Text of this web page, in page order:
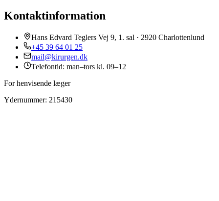
Kontaktinformation
Hans Edvard Teglers Vej 9, 1. sal · 2920 Charlottenlund
+45 39 64 01 25
mail@kirurgen.dk
Telefontid: man–tors kl. 09–12
For henvisende læger
Ydernummer: 215430